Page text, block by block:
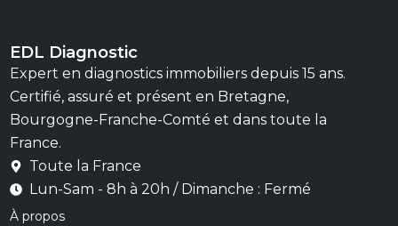
EDL Diagnostic
Expert en diagnostics immobiliers depuis 15 ans.
Certifié, assuré et présent en Bretagne,
Bourgogne-Franche-Comté et dans toute la
France.
Toute la France
Lun-Sam - 8h à 20h / Dimanche : Fermé
À propos